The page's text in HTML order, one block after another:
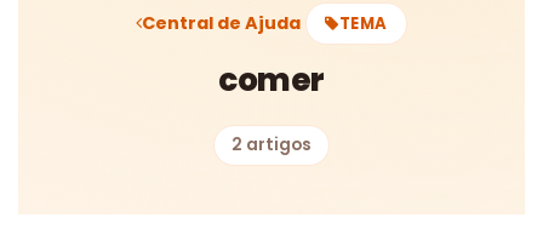
Central de Ajuda TEMA
comer
2 artigos